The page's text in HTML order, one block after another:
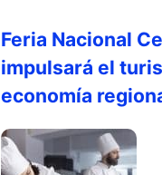
Feria Nacional
impulsará el
economía